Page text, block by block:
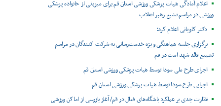
اعلام آمادگی هیات پزشکی ورزشی استان قم برای میزبانی از خانواده پزشکی
ورزشی در مراسم تشیع رهبر انقلاب
دکتر کاویانی اعلام کرد؛
برگزاری جلسه هماهنگی ویژه خدمت‌رسانی به شرکت کنندگان در مراسم
تشییع قائد شهد امت در قم
اجرای طرح ملی سودا توسط هیات پزشکی ورزشی استان قم
اجرایی طرح سودا توسط هیات پزشکی ورزشی استان قم
نظارت جدی بر عملکرد باشگاه‌های فعال در قم/ آغاز بازرسی از اماکن ورزشی